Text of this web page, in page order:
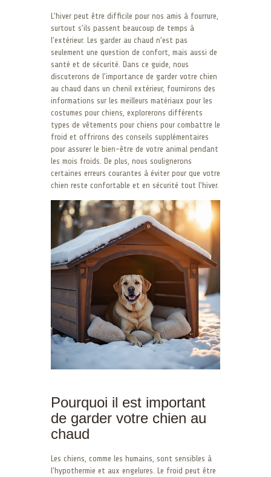
L’hiver peut être difficile pour nos amis à fourrure,
surtout s’ils passent beaucoup de temps à
l’extérieur. Les garder au chaud n’est pas
seulement une question de confort, mais aussi de
santé et de sécurité. Dans ce guide, nous
discuterons de l’importance de garder votre chien
au chaud dans un chenil extérieur, fournirons des
informations sur les meilleurs matériaux pour les
costumes pour chiens, explorerons différents
types de vêtements pour chiens pour combattre le
froid et offrirons des conseils supplémentaires
pour assurer le bien-être de votre animal pendant
les mois froids. De plus, nous soulignerons
certaines erreurs courantes à éviter pour que votre
chien reste confortable et en sécurité tout l’hiver.
Pourquoi il est important
de garder votre chien au
chaud
Les chiens, comme les humains, sont sensibles à
l’hypothermie et aux engelures. Le froid peut être